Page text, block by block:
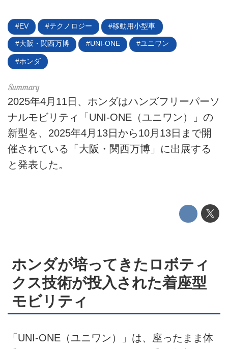
電動バイク
テクノロジー
このメディアについて
運営会社
広告掲載について
EV テクノロジー 移動用小型車
大阪・関西万博 UNI-ONE ユニワン
ホンダ
2025年4月11日、ホンダはハンズフリーパーソ
ナルモビリティ「UNI-ONE（ユニワン）」の
新型を、2025年4月13日から10月13日まで開
催されている「大阪・関西万博」に出展する
と発表した。
ホンダが培ってきたロボティ
クス技術が投入された着座型
モビリティ
「UNI-ONE（ユニワン）」は、座ったまま体